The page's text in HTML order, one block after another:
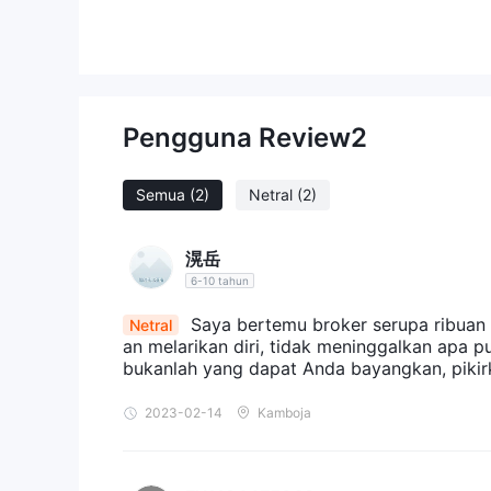
terdaftar di Amerika Serikat, Prime Capital
Trading adalahtidak diatur oleh regulator
sederhana dan terorganisir. Jika Anda tertarik,
secara singkat agar Anda dapat memahami
Pro kontra
Prime Capital Tradingbroker alternatif
ada banyak broker alternatif untuk Prime Capital
beberapa opsi populer meliputi:
dan berpengalaman.
Pengguna Review2
Semua (2) Netral (2)
滉岳
6-10 tahun
Netral
Saya bertemu broker serupa
an melarikan diri, tidak meninggalkan apa
bukanlah yang dapat Anda bayangkan,
2023-02-14 Kamboja